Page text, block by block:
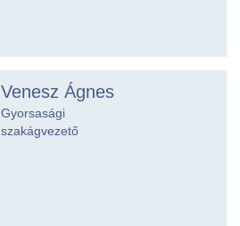
Venesz Ágnes
Gyorsasági
szakágvezető